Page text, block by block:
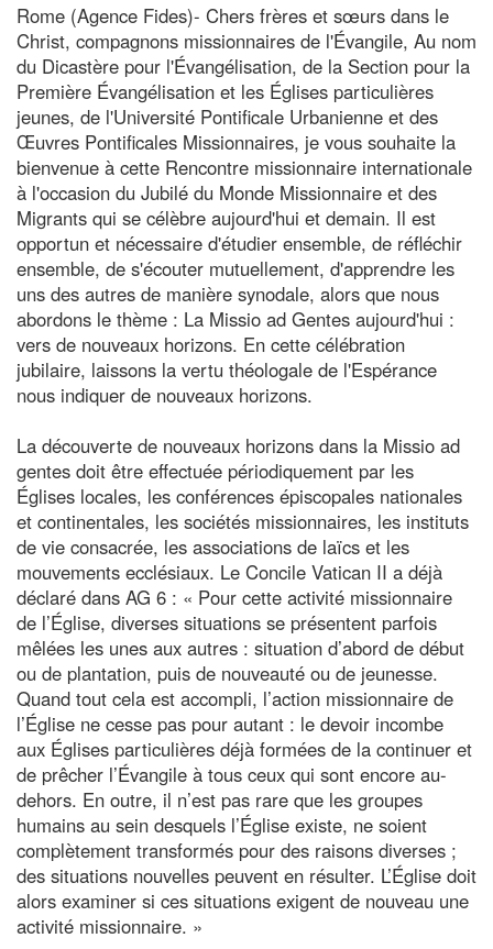
Rome (Agence Fides)- Chers frères et sœurs dans le
Christ, compagnons missionnaires de l'Évangile, Au nom
du Dicastère pour l'Évangélisation, de la Section pour la
Première Évangélisation et les Églises particulières
jeunes, de l'Université Pontificale Urbanienne et des
Œuvres Pontificales Missionnaires, je vous souhaite la
bienvenue à cette Rencontre missionnaire internationale
à l'occasion du Jubilé du Monde Missionnaire et des
Migrants qui se célèbre aujourd'hui et demain. Il est
opportun et nécessaire d'étudier ensemble, de réfléchir
ensemble, de s'écouter mutuellement, d'apprendre les
uns des autres de manière synodale, alors que nous
abordons le thème : La Missio ad Gentes aujourd'hui :
vers de nouveaux horizons. En cette célébration
jubilaire, laissons la vertu théologale de l'Espérance
nous indiquer de nouveaux horizons.
La découverte de nouveaux horizons dans la Missio ad
gentes doit être effectuée périodiquement par les
Églises locales, les conférences épiscopales nationales
et continentales, les sociétés missionnaires, les instituts
de vie consacrée, les associations de laïcs et les
mouvements ecclésiaux. Le Concile Vatican II a déjà
déclaré dans AG 6 : « Pour cette activité missionnaire
de l’Église, diverses situations se présentent parfois
mêlées les unes aux autres : situation d’abord de début
ou de plantation, puis de nouveauté ou de jeunesse.
Quand tout cela est accompli, l’action missionnaire de
l’Église ne cesse pas pour autant : le devoir incombe
aux Églises particulières déjà formées de la continuer et
de prêcher l’Évangile à tous ceux qui sont encore au-
dehors. En outre, il n’est pas rare que les groupes
humains au sein desquels l’Église existe, ne soient
complètement transformés pour des raisons diverses ;
des situations nouvelles peuvent en résulter. L’Église doit
alors examiner si ces situations exigent de nouveau une
activité missionnaire. »